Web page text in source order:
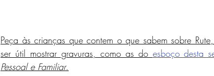
Peça às crianças que contem o que sabem sobre
ser útil mostrar gravuras, como as do esboço desta
Pessoal e Familiar.